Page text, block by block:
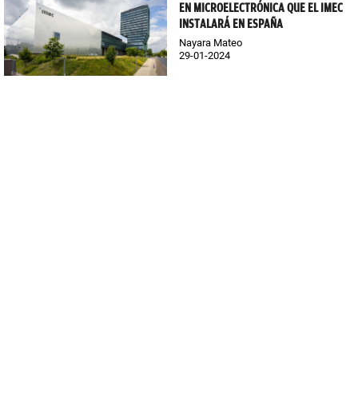
EN MICROELECTRÓNICA QUE EL IMEC
INSTALARÁ EN ESPAÑA
Nayara Mateo
29-01-2024